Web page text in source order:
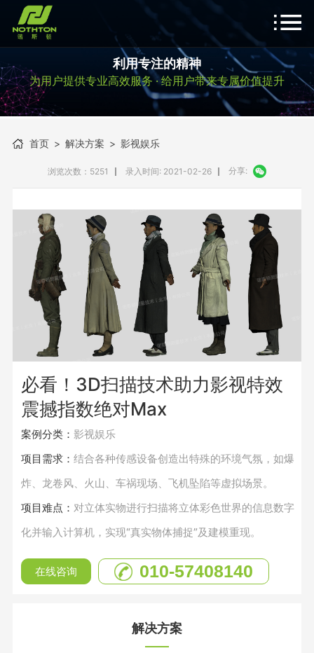
利用专注的精神
为用户提供专业高效服务 · 给用户带来专属价值提升
首页 > 解决方案 > 影视娱乐
浏览次数：5251 录入时间: 2021-02-26 分享:
必看！3D扫描技术助力影视特效
震撼指数绝对Max
案例分类：影视娱乐
项目需求：结合各种传感设备创造出特殊的环境气氛，如爆
炸、龙卷风、火山、车祸现场、飞机坠陷等虚拟场景。
项目难点：对立体实物进行扫描将立体彩色世界的信息数字
化并输入计算机，实现“真实物体捕捉”及建模重现。
在线咨询 010-57408140
解决方案